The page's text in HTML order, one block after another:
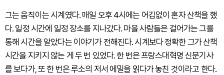
그는 움직이는 시계였다. 매일 오후 4시에는 어김없이 혼자 산책을 했
다. 일정 시간에 일정 장소를 지나갔다. 마을 사람들은 걸어가는 그를
통해 시간을 알았다는 이야기가 전해진다. 시계보다 정확한 그가 산책
시간을 지키지 않는 게 두 번 있었다. 한 번은 프랑스대혁명 신문기사
를 보다가, 또 한 번은 루소의 저서 에밀을 읽다가 놓친 것이라고 한다.